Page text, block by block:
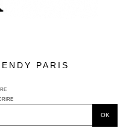
PARIS